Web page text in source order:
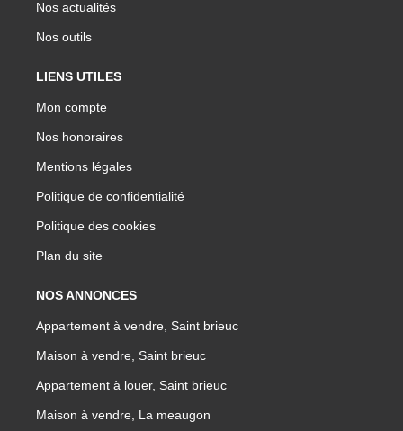
Nos actualités
Nos outils
LIENS UTILES
Mon compte
Nos honoraires
Mentions légales
Politique de confidentialité
Politique des cookies
Plan du site
NOS ANNONCES
Appartement à vendre, Saint brieuc
Maison à vendre, Saint brieuc
Appartement à louer, Saint brieuc
Maison à vendre, La meaugon